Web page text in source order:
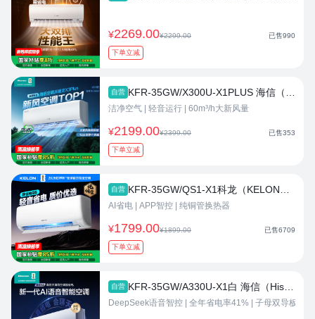

首页

分类

购物车

我的
¥2269.00¥2299.00 已售990
下单立减
自营
洁净空气 轻音运行 60m³/h大新风量
¥2199.00¥2399.00 已售353
下单立减
自营
AI省电 APP智控 纯铜管换热器
¥1799.00¥1899.00 已售6709
下单立减
自营
DeepSeek语音智控 全年省电率41% 子母双导板